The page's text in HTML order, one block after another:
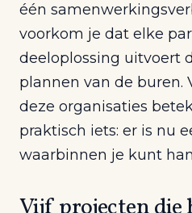
één
voorkom je dat elke
deeloplossing uitvoert
plannen van de buren.
deze organisaties
praktisch iets: er is nu
waarbinnen je kunt